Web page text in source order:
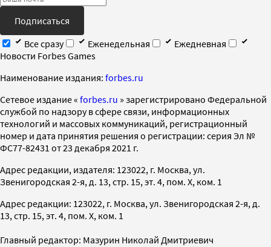
Подписаться
Все сразу
Еженедельная
Ежедневная
Новости Forbes Games
Наименование издания: forbes.ru
Cетевое издание « forbes.ru » зарегистрировано Федеральной
службой по надзору в сфере связи, информационных
технологий и массовых коммуникаций, регистрационный
номер и дата принятия решения о регистрации: серия Эл №
ФС77-82431 от 23 декабря 2021 г.
Адрес редакции, издателя: 123022, г. Москва, ул.
Звенигородская 2-я, д. 13, стр. 15, эт. 4, пом. X, ком. 1
Адрес редакции: 123022, г. Москва, ул. Звенигородская 2-я, д.
13, стр. 15, эт. 4, пом. X, ком. 1
Главный редактор: Мазурин Николай Дмитриевич